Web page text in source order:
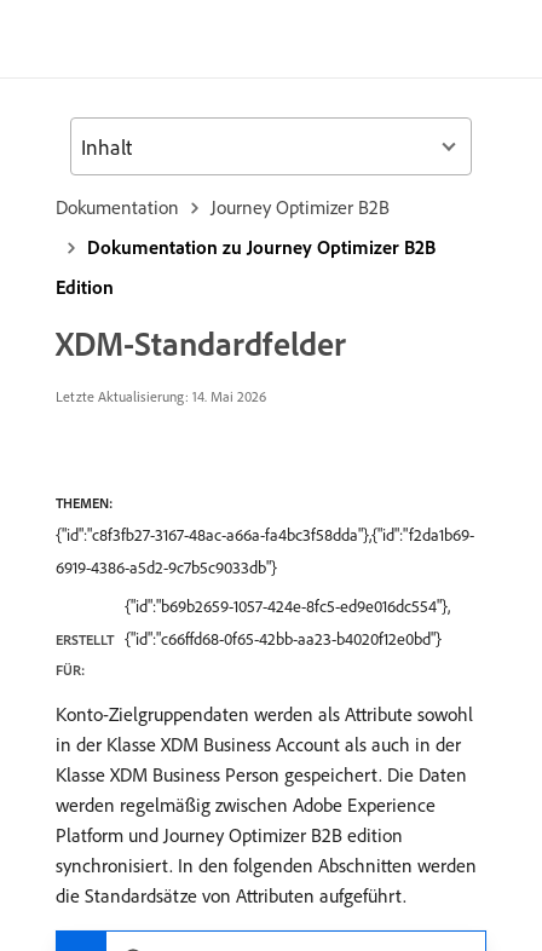
Dokumentation
Journey Optimizer B2B
Dokumentation zu Journey Optimizer B2B
Edition
XDM-Standardfelder
Letzte Aktualisierung: 14. Mai 2026
THEMEN:
{"id":"c8f3fb27-3167-48ac-a66a-fa4bc3f58dda"},{"id":"f2da1b69-
6919-4386-a5d2-9c7b5c9033db"}
ERSTELLT
FÜR:
{"id":"b69b2659-1057-424e-8fc5-ed9e016dc554"},
{"id":"c66ffd68-0f65-42bb-aa23-b4020f12e0bd"}
Konto-Zielgruppendaten werden als Attribute sowohl
in der Klasse XDM Business Account als auch in der
Klasse XDM Business Person gespeichert. Die Daten
werden regelmäßig zwischen Adobe Experience
Platform und Journey Optimizer B2B edition
synchronisiert. In den folgenden Abschnitten werden
die Standardsätze von Attributen aufgeführt.
Inhalt